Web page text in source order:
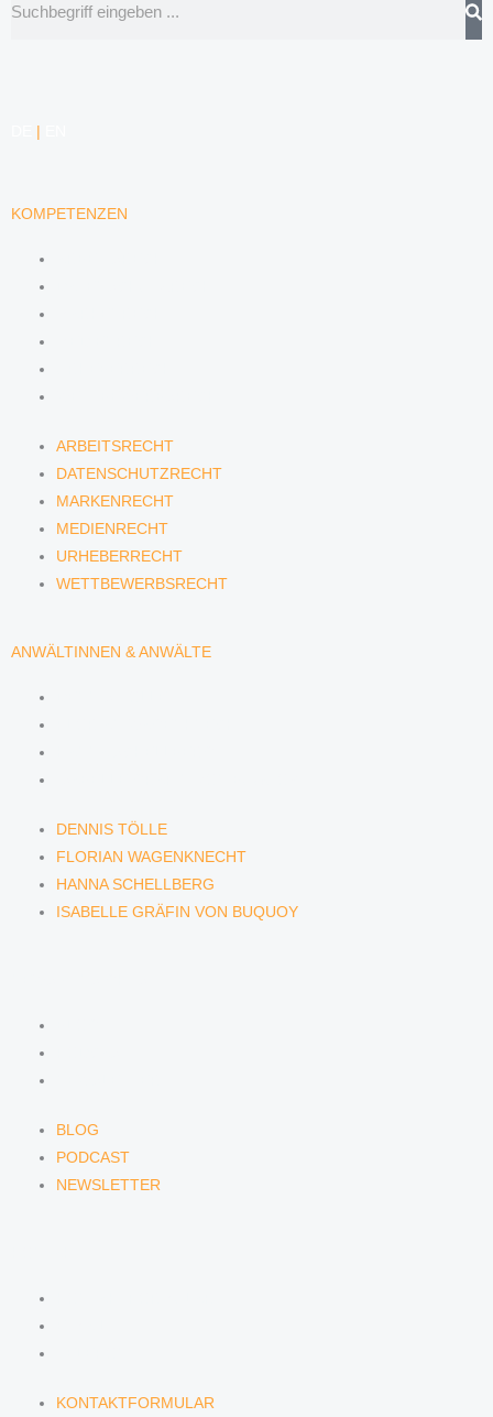
KOMPETENZEN
ARBEITSRECHT
DATENSCHUTZRECHT
MARKENRECHT
MEDIENRECHT
URHEBERRECHT
WETTBEWERBSRECHT
ANWÄLTINNEN & ANWÄLTE
DENNIS TÖLLE
FLORIAN WAGENKNECHT
HANNA SCHELLBERG
ISABELLE GRÄFIN VON BUQUOY
BLOG
PODCAST
NEWSLETTER
KONTAKTFORMULAR